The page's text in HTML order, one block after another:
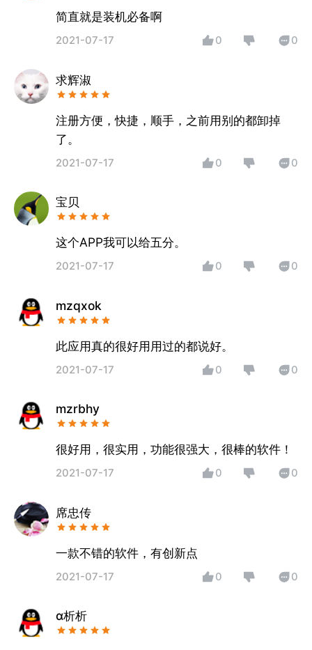
简直就是装机必备啊
2021-07-17 0 0
求辉淑
注册方便，快捷，顺手，之前用别的都卸掉
了。
2021-07-17 0 0
宝贝
这个APP我可以给五分。
2021-07-17 0 0
mzqxok
此应用真的很好用用过的都说好。
2021-07-17 0 0
mzrbhy
很好用，很实用，功能很强大，很棒的软件！
2021-07-17 0 0
席忠传
一款不错的软件，有创新点
2021-07-17 0 0
α析析